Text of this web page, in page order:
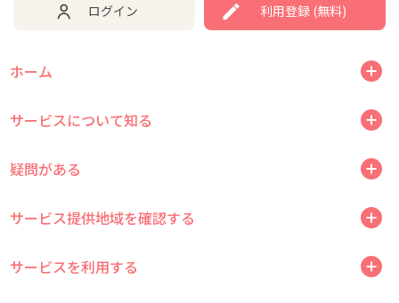
ログイン 利用登録 (無料)
ホーム
サービスについて知る
疑問がある
サービス提供地域を確認する
サービスを利用する